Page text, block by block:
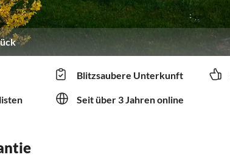
Blitzsaubere Unterkunft
Seit über 3 Jahren online